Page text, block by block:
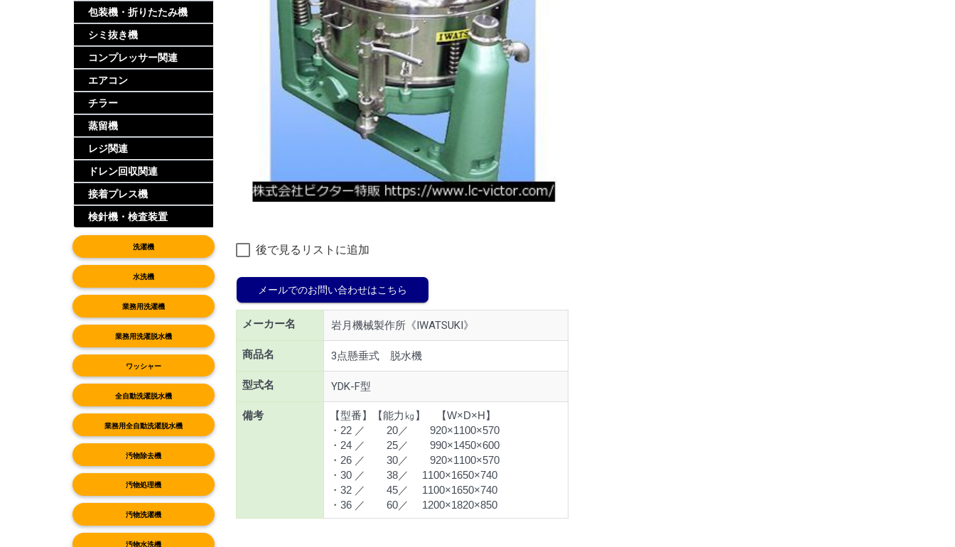
包装機・折りたたみ機
シミ抜き機
コンプレッサー関連
エアコン
チラー
蒸留機
レジ関連
ドレン回収関連
接着プレス機
検針機・検査装置
洗濯機
水洗機
業務用洗濯機
業務用洗濯脱水機
ワッシャー
全自動洗濯脱水機
業務用全自動洗濯脱水機
汚物除去機
汚物処理機
汚物洗濯機
汚物水洗機
後で見るリストに追加
メールでのお問い合わせはこちら
メーカー名 岩月機械製作所《IWATSUKI》
商品名 3点懸垂式 脱水機
型式名 YDK-F型
備考
【型番】【能力㎏】 【W×D×H】
・22 ／ 20／ 920×1100×570
・24 ／ 25／ 990×1450×600
・26 ／ 30／ 920×1100×570
・30 ／ 38／ 1100×1650×740
・32 ／ 45／ 1100×1650×740
・36 ／ 60／ 1200×1820×850